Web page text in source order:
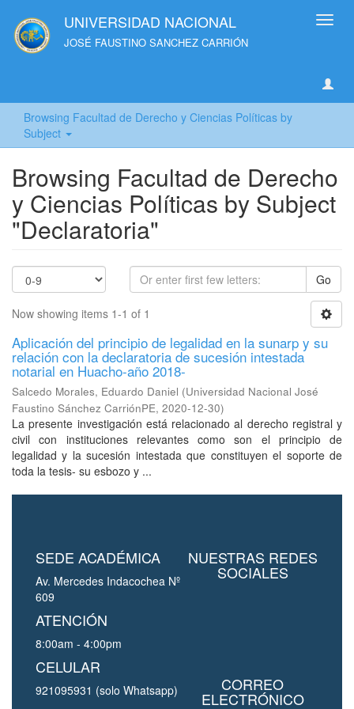
UNIVERSIDAD NACIONAL
JOSÉ FAUSTINO SANCHEZ CARRIÓN
Browsing Facultad de Derecho y Ciencias Políticas by
Subject
Browsing Facultad de Derecho
y Ciencias Políticas by Subject
"Declaratoria"
Go
Now showing items 1-1 of 1
Aplicación del principio de legalidad en la sunarp y su
relación con la declaratoria de sucesión intestada
notarial en Huacho-año 2018-
Salcedo Morales, Eduardo Daniel (Universidad Nacional José
Faustino Sánchez CarriónPE, 2020-12-30)
La presente investigación está relacionado al derecho registral y
civil con instituciones relevantes como son el principio de
legalidad y la sucesión intestada que constituyen el soporte de
toda la tesis- su esbozo y ...
SEDE ACADÉMICA
Av. Mercedes Indacochea Nº
609
ATENCIÓN
8:00am - 4:00pm
CELULAR
921095931 (solo Whatsapp)
NUESTRAS REDES
SOCIALES
CORREO
ELECTRÓNICO